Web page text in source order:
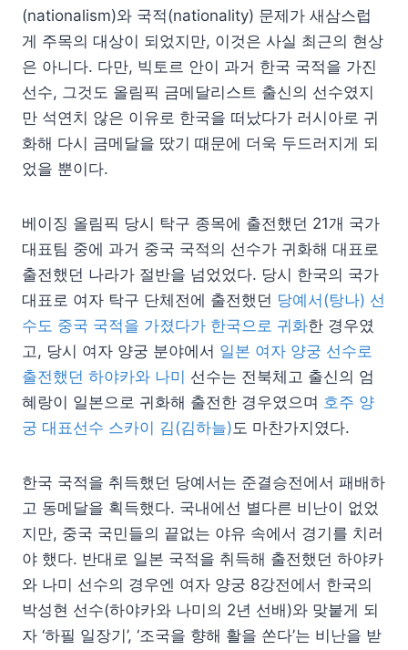
(nationalism)와 국적(nationality) 문제가 새삼스럽
게 주목의 대상이 되었지만, 이것은 사실 최근의 현상
은 아니다. 다만, 빅토르 안이 과거 한국 국적을 가진
선수, 그것도 올림픽 금메달리스트 출신의 선수였지
만 석연치 않은 이유로 한국을 떠났다가 러시아로 귀
화해 다시 금메달을 땄기 때문에 더욱 두드러지게 되
었을 뿐이다.
베이징 올림픽 당시 탁구 종목에 출전했던 21개 국가
대표팀 중에 과거 중국 국적의 선수가 귀화해 대표로
출전했던 나라가 절반을 넘었었다. 당시 한국의 국가
대표로 여자 탁구 단체전에 출전했던 당예서(탕나) 선
수도 중국 국적을 가졌다가 한국으로 귀화한 경우였
고, 당시 여자 양궁 분야에서 일본 여자 양궁 선수로
출전했던 하야카와 나미 선수는 전북체고 출신의 엄
혜랑이 일본으로 귀화해 출전한 경우였으며 호주 양
궁 대표선수 스카이 김(김하늘) 도 마찬가지였다.
한국 국적을 취득했던 당예서는 준결승전에서 패배하
고 동메달을 획득했다. 국내에선 별다른 비난이 없었
지만, 중국 국민들의 끝없는 야유 속에서 경기를 치러
야 했다. 반대로 일본 국적을 취득해 출전했던 하야카
와 나미 선수의 경우엔 여자 양궁 8강전에서 한국의
박성현 선수(하야카와 나미의 2년 선배)와 맞붙게 되
자 ‘하필 일장기’, ‘조국을 향해 활을 쏜다’는 비난을 받